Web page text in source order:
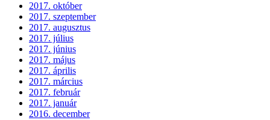
2017. október
2017. szeptember
2017. augusztus
2017. július
2017. június
2017. május
2017. április
2017. március
2017. február
2017. január
2016. december